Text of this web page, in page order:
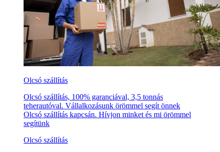
Olcsó szállítás
Olcsó szállítás, 100% garanciával, 3,5 tonnás
teherautóval. Vállalkozásunk örömmel segít önnek
Olcsó szállítás kapcsán. Hívjon minket és mi örömmel
segítünk
Olcsó szállítás